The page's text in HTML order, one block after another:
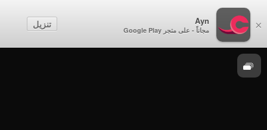
×
Ayn
مجاناً - على متجر Google Play
تنزيل زمكان